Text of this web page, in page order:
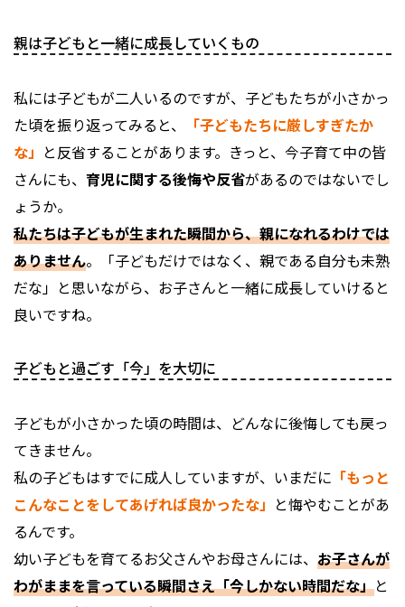
親は子どもと一緒に成長していくもの
私には子どもが二人いるのですが、子どもたちが小さかっ
た頃を振り返ってみると、
「子どもたちに厳しすぎたか
な」 と反省することがあります。きっと、今子育て中の皆
さんにも、 育児に関する後悔や反省があるのではないでし
ょうか。
私たちは子どもが生まれた瞬間から、親になれるわけでは
ありません。「子どもだけではなく、親である自分も未熟
だな」と思いながら、お子さんと一緒に成長していけると
良いですね。
子どもと過ごす「今」を大切に
子どもが小さかった頃の時間は、どんなに後悔しても戻っ
てきません。
私の子どもはすでに成人していますが、いまだに 「もっと
こんなことをしてあげれば良かったな」 と悔やむことがあ
るんです。
幼い子どもを育てるお父さんやお母さんには、 お子さんが
わがままを言っている瞬間さえ「今しかない時間だな」と